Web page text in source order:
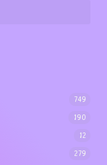
749
190
12
279